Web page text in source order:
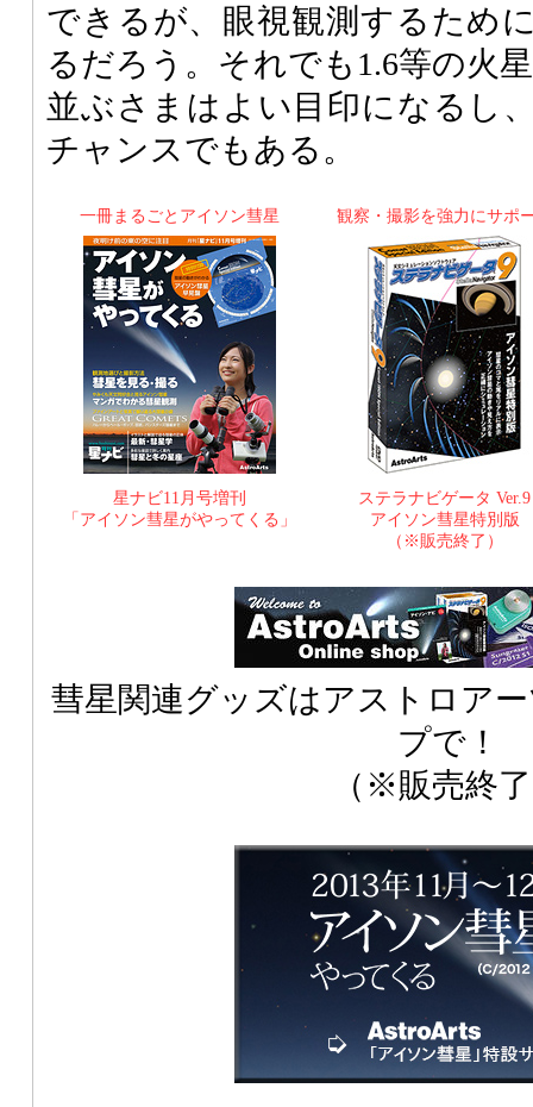
できるが、眼視観測するため
るだろう。それでも1.6等の火
並ぶさまはよい目印になるし
チャンスでもある。
一冊まるごとアイソン彗星
星ナビ11月号増刊
「アイソン彗星がやってくる」
観察・撮影を強力にサポ
ステラナビゲータ Ver.9
アイソン彗星特別版
（※販売終了）
彗星関連グッズはアストロア
プで！
（※販売終